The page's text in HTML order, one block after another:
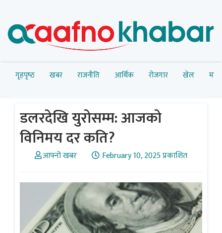
गृहपृष्‍ठ खबर राजनीति आर्थिक रोजगार खेल
डलरदेखि युरोसम्म: आजको
विनिमय दर कति?
आफ्नो खबर February 10, 2025 प्रकाशित